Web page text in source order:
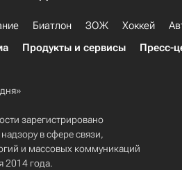
Биатлон ЗОЖ Хоккей
Продукты и сервисы Пресс-
зарегистрировано
в сфере связи,
и массовых коммуникаций
2014 года.